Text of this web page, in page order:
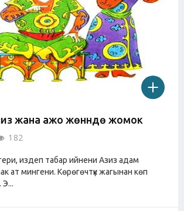
жана ажо жөнүндө жомок
182
издеп табар ийнени Азиз адам
ат мингени. Көрөгөчтүк жагынан көп
Э...